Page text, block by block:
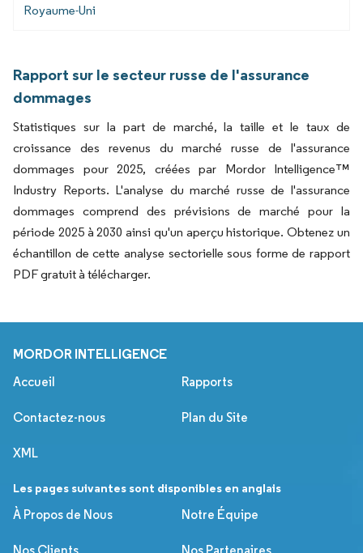
Royaume-Uni
Rapport sur le secteur russe de l'assurance
dommages
Statistiques sur la part de marché, la taille et le taux de
croissance des revenus du marché russe de l'assurance
dommages pour 2025, créées par Mordor Intelligence™
Industry Reports. L'analyse du marché russe de l'assurance
dommages comprend des prévisions de marché pour la
période 2025 à 2030 ainsi qu'un aperçu historique. Obtenez un
échantillon de cette analyse sectorielle sous forme de rapport
PDF gratuit à télécharger.
MORDOR INTELLIGENCE
Accueil Rapports
Contactez-nous Plan du Site
XML
Les pages suivantes sont disponibles en anglais
À Propos de Nous
Notre Équipe